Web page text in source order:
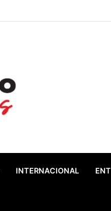
INTERNACIONAL